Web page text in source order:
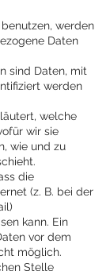
werden
Daten
sind Daten, mit
werden
welche
wir sie
wie und zu
die
(z. B. bei der
kann. Ein
vor dem
möglich.
Stelle